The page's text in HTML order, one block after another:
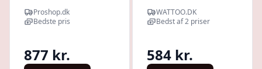
brusearmatur,
krom
Proshop.dk
Bedste pris
877 kr.
krom
WATTOO.DK
Bedst af 2 priser
584 kr.